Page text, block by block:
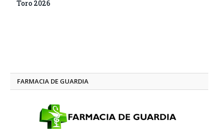
Toro 2026
FARMACIA DE GUARDIA